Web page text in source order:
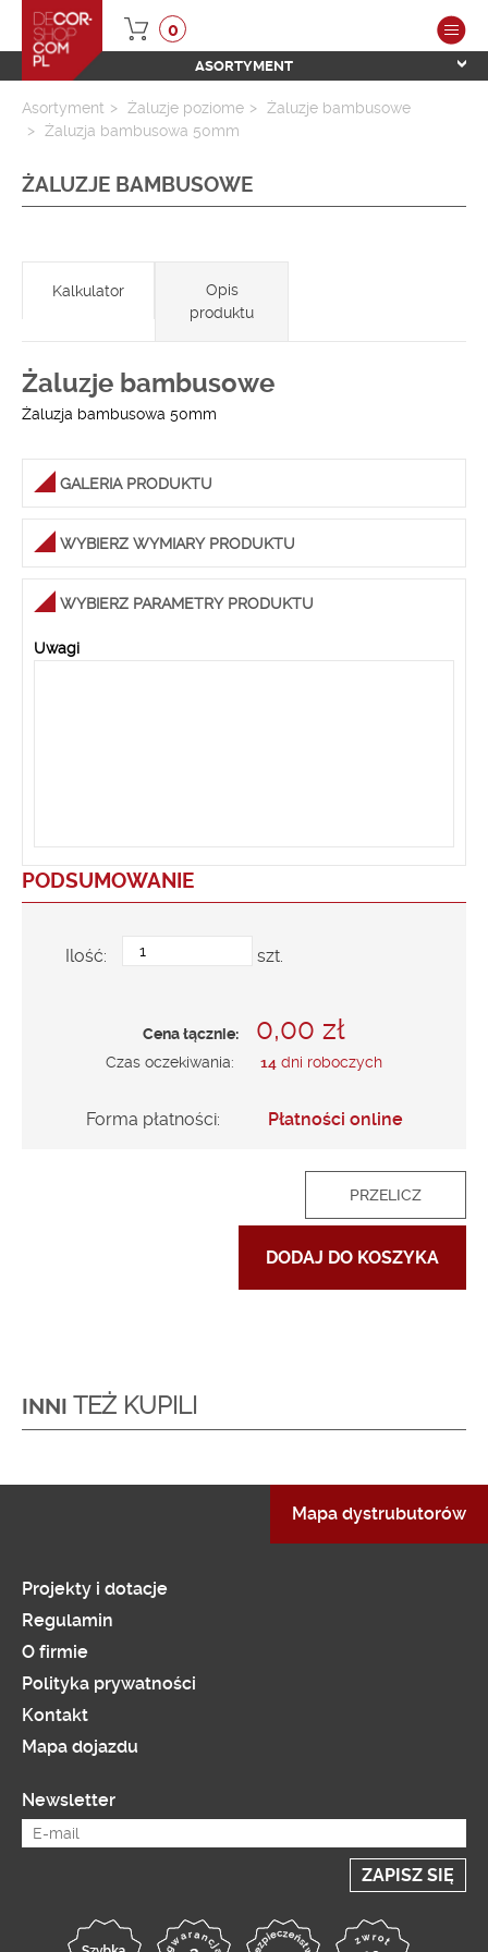
0
ASORTYMENT
Asortyment Żaluzje poziome
Żaluzje bambusowe
Żaluzja bambusowa 50mm
ŻALUZJE BAMBUSOWE
Kalkulator
Opis
produktu
Żaluzje bambusowe
Żaluzja bambusowa 50mm
GALERIA PRODUKTU
WYBIERZ WYMIARY PRODUKTU
WYBIERZ PARAMETRY PRODUKTU
Uwagi
PODSUMOWANIE
Ilość: szt.
Cena łącznie: 0,00 zł
Czas oczekiwania: 14 dni roboczych
Forma płatności: Płatności online
PRZELICZ
DODAJ DO KOSZYKA
INNI TEŻ KUPILI
Mapa dystrubutorów
Projekty i dotacje
Regulamin
O firmie
Polityka prywatności
Kontakt
Mapa dojazdu
Newsletter